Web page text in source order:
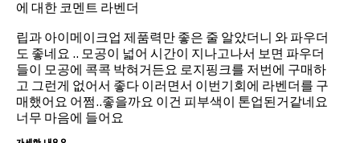
에 대한 코멘트 라벤더
립과 아이메이크업 제품력만 좋은 줄 알았더니 와 파우더
도 좋네요 .. 모공이 넓어 시간이 지나고나서 보면 파우더
들이 모공에 콕콕 박혀거든요 로지핑크를 저번에 구매하
고 그런게 없어서 좋다 이러면서 이번기회에 라벤더를 구
매했어요 어쩜..좋을까요 이건 피부색이 톤업된거같네요
너무 마음에 들어요